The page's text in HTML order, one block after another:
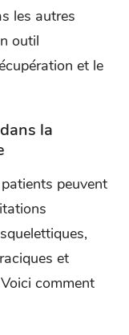
les autres
outil
et le
la
peuvent
et
comment